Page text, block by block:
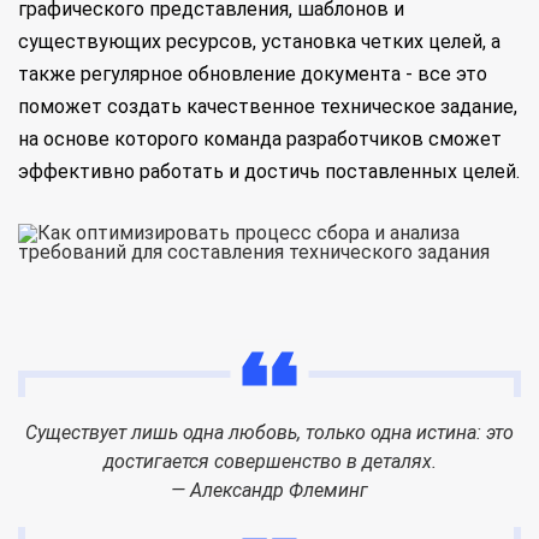
графического представления, шаблонов и
существующих ресурсов, установка четких целей, а
также регулярное обновление документа - все это
поможет создать качественное техническое задание,
на основе которого команда разработчиков сможет
эффективно работать и достичь поставленных целей.
Существует лишь одна любовь, только одна истина: это
достигается совершенство в деталях.
— Александр Флеминг